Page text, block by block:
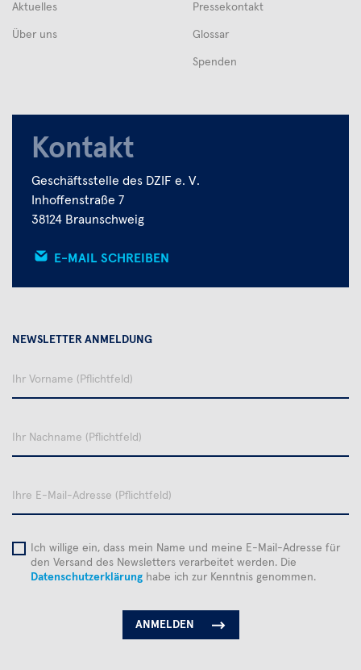
Aktuelles
Über uns
Pressekontakt
Glossar
Spenden
NEWSLETTER ANMELDUNG
Ihr
Ihr
Ihre
Mail-
Ich willige ein, dass mein Name und meine E-Mail-Adresse für
den Versand des Newsletters verarbeitet werden. Die
Datenschutzerklärunghabe ich zur Kenntnis genommen.
Kontakt
Geschäftsstelle des DZIF e. V.
Inhoffenstraße 7
38124 Braunschweig
E-MAIL SCHREIBEN